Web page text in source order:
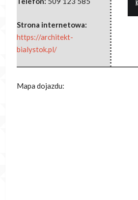
Strona internetowa:
https://architekt-
bialystok.pl/
Mapa dojazdu: